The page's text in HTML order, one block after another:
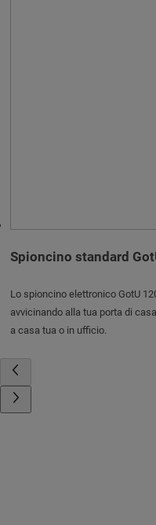
Spioncino standard
Lo spioncino elettronico GotU
avvicinando alla tua porta di
a casa tua o in ufficio.